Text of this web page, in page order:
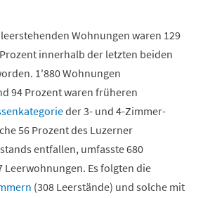
Wohnungen waren 129
innerhalb der letzten beiden
1'880 Wohnungen
94 Prozent waren früheren
der 3- und 4-Zimmer-
56 Prozent des Luzerner
entfallen, umfasste 680
Leerwohnungen. Es folgten die
(308 Leerstände) und solche mit